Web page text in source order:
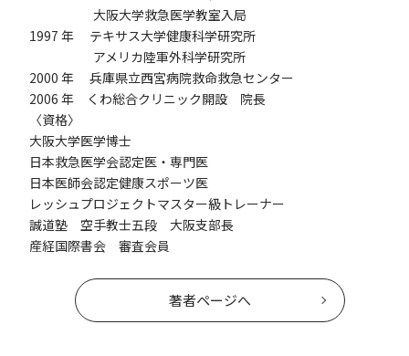
大阪大学救急医学教室入局
1997 年 テキサス大学健康科学研究所
アメリカ陸軍外科学研究所
2000 年 兵庫県立西宮病院救命救急センター
2006 年 くわ総合クリニック開設 院長
〈資格〉
大阪大学医学博士
日本救急医学会認定医・専門医
日本医師会認定健康スポーツ医
レッシュプロジェクトマスター級トレーナー
誠道塾 空手教士五段 大阪支部長
産経国際書会 審査会員
著者ページへ